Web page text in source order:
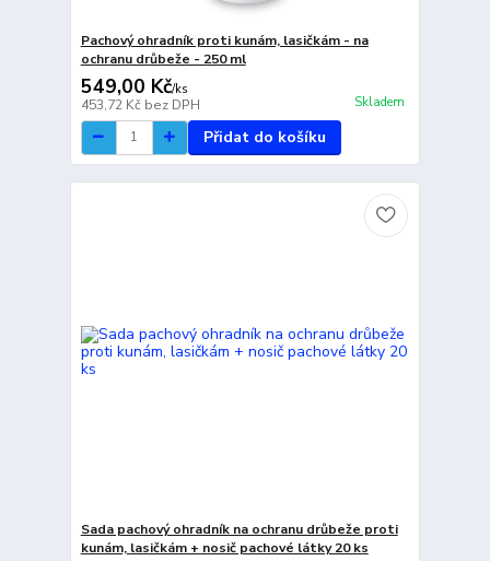
Pachový ohradník proti kunám, lasičkám - na
ochranu drůbeže - 250 ml
549,00 Kč/ks
453,72 Kč bez DPH Skladem
Přidat do košíku
Sada pachový ohradník na ochranu drůbeže proti
kunám, lasičkám + nosič pachové látky 20 ks